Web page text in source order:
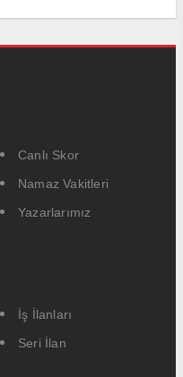
Canlı Skor
Namaz Vakitleri
Yazarlarımız
İş İlanları
Seri İlan